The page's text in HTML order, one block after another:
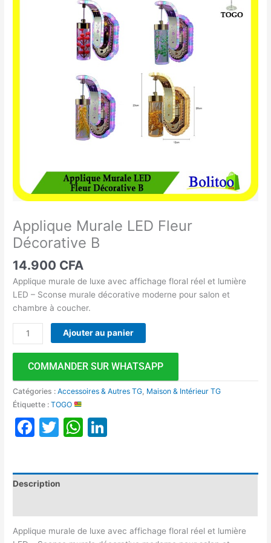
Applique Murale LED Fleur
Décorative B
14.900 CFA
Applique murale de luxe avec affichage floral réel et lumière
LED – Sconse murale décorative moderne pour salon et
chambre à coucher.
Ajouter au panier
COMMANDER SUR WHATSAPP
Catégories :Accessoires & Autres TG Maison & Intérieur TG
Étiquette :TOGO
Facebook
TwitterWhatsApp
Description
Applique murale de luxe avec affichage floral réel et lumière